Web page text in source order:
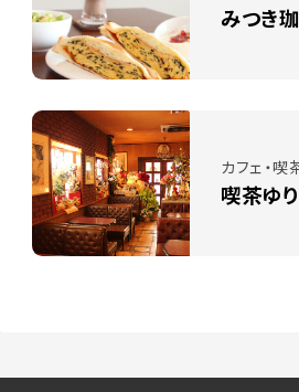
みつき
カフェ・
喫茶ゆ